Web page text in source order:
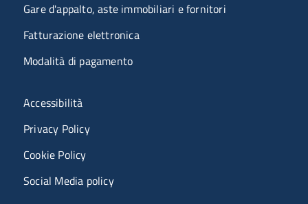
Gare d'appalto, aste immobiliari e fornitori
Fatturazione elettronica
Modalità di pagamento
Menù riferimenti
Accessibilità
Privacy Policy
Cookie Policy
Social Media policy